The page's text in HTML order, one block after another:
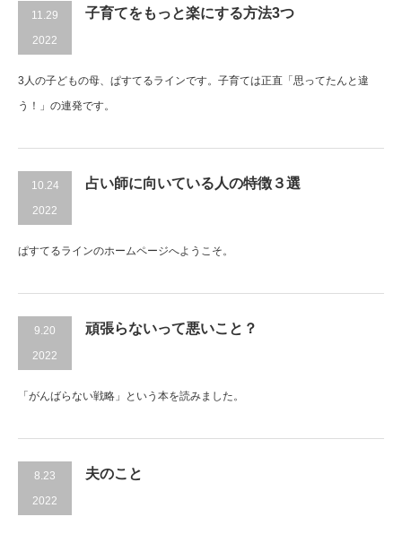
11.29
2022
子育てをもっと楽にする方法3つ
3人の子どもの母、ぱすてるラインです。子育ては正直「思ってたんと違
う！」の連発です。
10.24
2022
占い師に向いている人の特徴３選
ぱすてるラインのホームページへようこそ。
9.20
2022
頑張らないって悪いこと？
「がんばらない戦略」という本を読みました。
8.23
2022
夫のこと